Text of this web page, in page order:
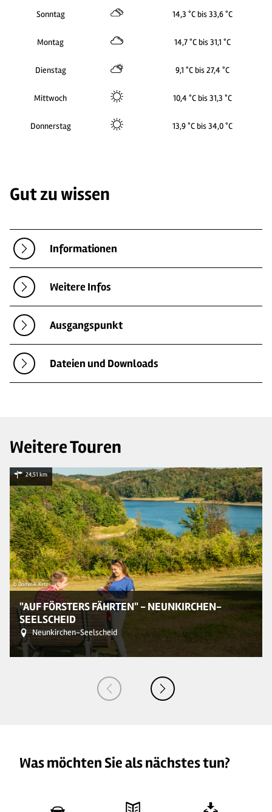
Sonntag 14,3 °C bis 33,6 °C
Montag 14,7 °C bis 31,1 °C
Dienstag 9,1 °C bis 27,4 °C
Mittwoch 10,4 °C bis 31,3 °C
Donnerstag 13,9 °C bis 34,0 °C
Gut zu wissen
Informationen
Weitere Infos
Ausgangspunkt
Dateien und Downloads
Weitere Touren
24,51 km
© Dominik Ketz
"AUF FÖRSTERS FÄHRTEN" - NEUNKIRCHEN-
SEELSCHEID
Neunkirchen-Seelscheid
Was möchten Sie als nächstes tun?